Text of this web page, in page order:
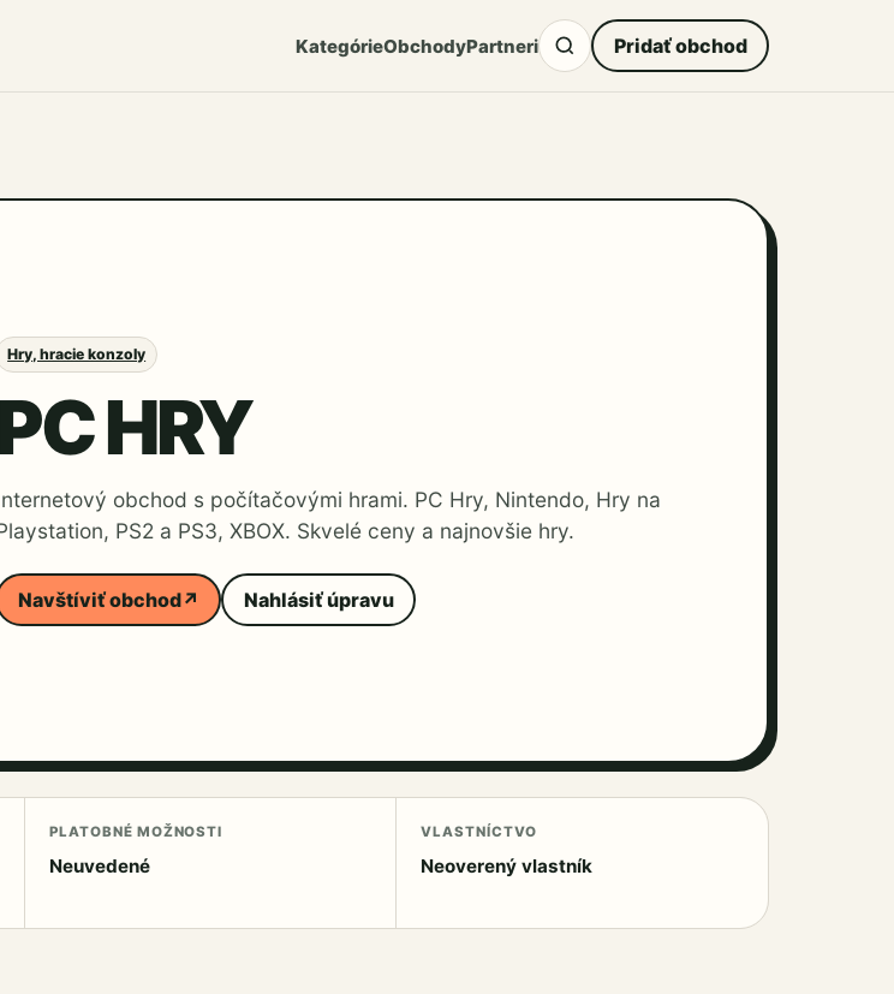
KategórieObchodyPartneri Pridať obchod
Hry, hracie konzoly
HRY
obchod s počítačovými hrami. PC Hry, Nintendo, Hry na
PS2 a PS3, XBOX. Skvelé ceny a najnovšie hry.
Navštíviť obchod↗ Nahlásiť úpravu
PLATOBNÉ MOŽNOSTI
Neuvedené
VLASTNÍCTVO
Neoverený vlastník